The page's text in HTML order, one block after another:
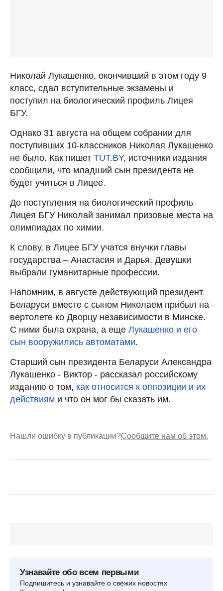
Николай Лукашенко, окончивший в этом году 9
класс, сдал вступительные экзамены и
поступил на биологический профиль Лицея
БГУ.
Однако 31 августа на общем собрании для
поступивших 10-классников Николая Лукашенко
не было. Как пишет TUT.BY, источники издания
сообщили, что младший сын президента не
будет учиться в Лицее.
До поступления на биологический профиль
Лицея БГУ Николай занимал призовые места на
олимпиадах по химии.
К слову, в Лицее БГУ учатся внучки главы
государства – Анастасия и Дарья. Девушки
выбрали гуманитарные профессии.
Напомним, в августе действующий президент
Беларуси вместе с сыном Николаем прибыл на
вертолете ко Дворцу независимости в Минске.
С ними была охрана, а еще Лукашенко и его
сын вооружились автоматами.
Старший сын президента Беларуси Александра
Лукашенко - Виктор - рассказал российскому
изданию о том, как относится к оппозиции и их
действиям и что он мог бы сказать им.
Нашли ошибку в публикации?Сообщите нам об этом.
Узнавайте обо всем первыми
Подпишитесь и узнавайте о свежих новостях